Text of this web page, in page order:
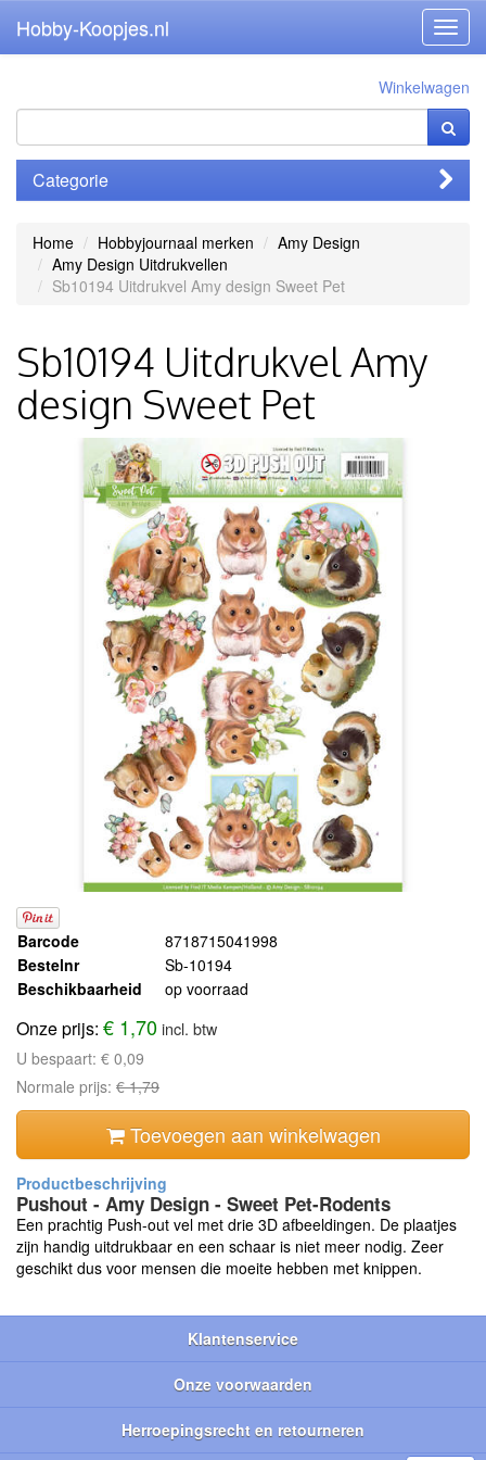
Hobby-Koopjes.nl
Winkelwagen
Categorie
Home Hobbyjournaal merken
Amy Design
Amy Design Uitdrukvellen
Sb10194 Uitdrukvel Amy design Sweet Pet
Sb10194 Uitdrukvel Amy
design Sweet Pet
Barcode
8718715041998
Bestelnr
Sb-10194
Beschikbaarheid
op voorraad
Onze prijs: € 1,70incl. btw
U bespaart: € 0,09
Normale prijs: € 1,79
Toevoegen aan winkelwagen
Pushout - Amy Design - Sweet Pet-Rodents
Een prachtig Push-out vel met drie 3D afbeeldingen. De plaatjes
zijn handig uitdrukbaar en een schaar is niet meer nodig. Zeer
geschikt dus voor mensen die moeite hebben met knippen.
Klantenservice
Onze voorwaarden
Herroepingsrecht en retourneren